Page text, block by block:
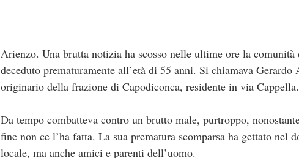
Arienzo. Una brutta notizia ha scosso nelle ultime ore la
deceduto prematuramente all’età di 55 anni. Si chiamava
originario della frazione di Capodiconca, residente in via Cappella.
Da tempo combatteva contro un brutto male, purtroppo,
fine non ce l’ha fatta. La sua prematura scomparsa ha gettato nel
locale, ma anche amici e parenti dell’uomo.